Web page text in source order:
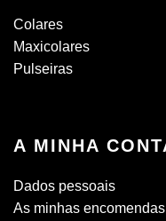
Colares
Maxicolares
Pulseiras
A MINHA
Dados pessoais
As minhas encomendas